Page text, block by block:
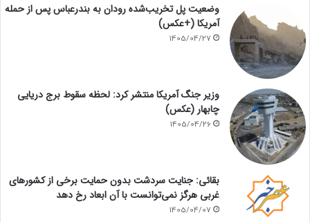
وضعیت پل تخریب‌شده رودان به بندرعباس پس از حمله
آمریکا (+عکس)
1405/04/27
وزیر جنگ آمریکا منتشر کرد: لحظه سقوط برج دریایی
چابهار (عکس)
1405/04/26
بقائی: جنایت سردشت بدون حمایت برخی از کشورهای
غربی هرگز نمی‌توانست با آن ابعاد رخ دهد
1405/04/07